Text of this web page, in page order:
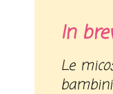
In
Le micosi cutanee dei